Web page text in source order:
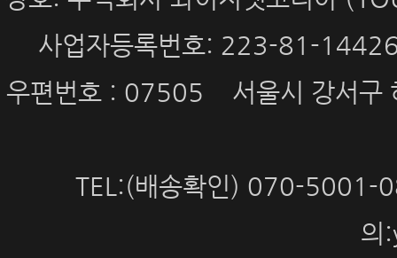
사업자등록번호: 223-81-
우편번호 : 07505 서울시 강서구
TEL:(배송확인) 070-
의